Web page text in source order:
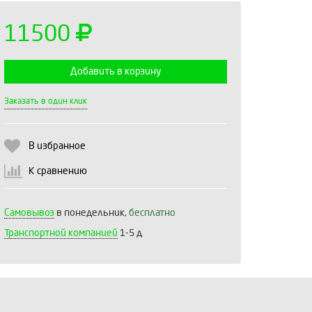
11500
Добавить в корзину
Заказать в один клик
В избранное
К сравнению
Самовывоз в понедельник, бесплатно
Транспортной компанией 1-5 д